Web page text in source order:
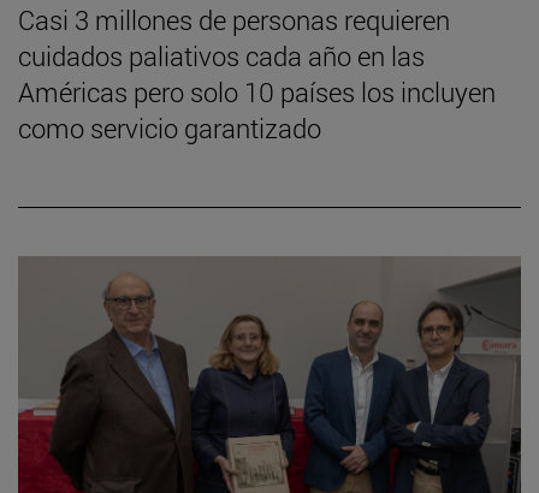
Casi 3 millones de personas requieren
cuidados paliativos cada año en las
Américas pero solo 10 países los incluyen
como servicio garantizado